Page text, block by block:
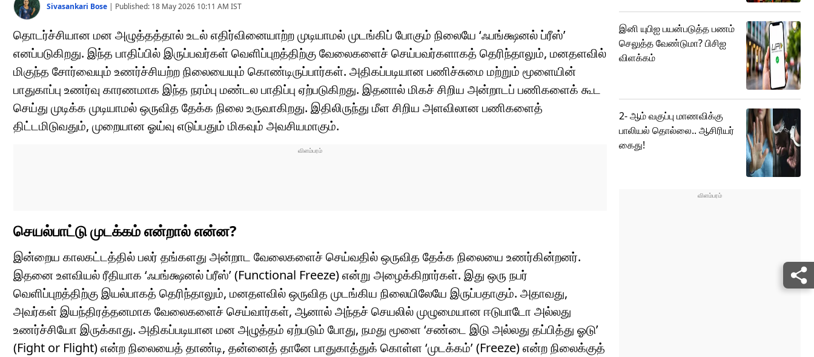
Sivasankari Bose | Published: 18 May 2026 10:11 AM IST
தொடர்ச்சியான மன அழுத்தத்தால் உடல் எதிர்வினையாற்ற முடியாமல் முடங்கிப் போகும் நிலையே ‘ஃபங்க்ஷனல் ப்ரீஸ்’
எனப்படுகிறது. இந்த பாதிப்பில் இருப்பவர்கள் வெளிப்புறத்திற்கு வேலைகளைச் செய்பவர்களாகத் தெரிந்தாலும், மனதளவில்
மிகுந்த சோர்வையும் உணர்ச்சியற்ற நிலையையும் கொண்டிருப்பார்கள். அதிகப்படியான பணிச்சுமை மற்றும் மூளையின்
பாதுகாப்பு உணர்வு காரணமாக இந்த நரம்பு மண்டல பாதிப்பு ஏற்படுகிறது. இதனால் மிகச் சிறிய அன்றாடப் பணிகளைக் கூட
செய்து முடிக்க முடியாமல் ஒருவித தேக்க நிலை உருவாகிறது. இதிலிருந்து மீள சிறிய அளவிலான பணிகளைத்
திட்டமிடுவதும், முறையான ஓய்வு எடுப்பதும் மிகவும் அவசியமாகும்.
செயல்பாட்டு முடக்கம் என்றால் என்ன?
இன்றைய காலகட்டத்தில் பலர் தங்களது அன்றாட வேலைகளைச் செய்வதில் ஒருவித தேக்க நிலையை உணர்கின்றனர்.
இதனை உளவியல் ரீதியாக ‘ஃபங்க்ஷனல் ப்ரீஸ்’ (Functional Freeze) என்று அழைக்கிறார்கள். இது ஒரு நபர்
வெளிப்புறத்திற்கு இயல்பாகத் தெரிந்தாலும், மனதளவில் ஒருவித முடங்கிய நிலையிலேயே இருப்பதாகும். அதாவது,
அவர்கள் இயந்திரத்தனமாக வேலைகளைச் செய்வார்கள், ஆனால் அந்தச் செயலில் முழுமையான ஈடுபாடோ அல்லது
உணர்ச்சியோ இருக்காது. அதிகப்படியான மன அழுத்தம் ஏற்படும் போது, நமது மூளை ‘சண்டை இடு அல்லது தப்பித்து ஓடு’
(Fight or Flight) என்ற நிலையைத் தாண்டி, தன்னைத் தானே பாதுகாத்துக் கொள்ள ‘முடக்கம்’ (Freeze) என்ற நிலைக்குத்
இனி யுபிஐ பயன்படுத்த பணம்
செலுத்த வேண்டுமா? பிசிஐ
விளக்கம்
2- ஆம் வகுப்பு மாணவிக்கு
பாலியல் தொல்லை.. ஆசிரியர்
கைது!